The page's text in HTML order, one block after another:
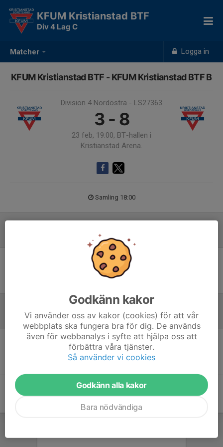
Matcher Logga in
KFUM Kristianstad BTF
Div 4 Lag C
KFUM Kristianstad BTF - KFUM Kristianstad BTF B
Division 4 Nordöstra - LS27363
3 - 8
23 feb, 19:00, BT-hallen i
Kristianstad Arena.
Samling 18:00
Ingen uppställning ifylld
Referat
Inget referat skrivet
Godkänn kakor
Vi använder oss av kakor (cookies) för att vår
webbplats ska fungera bra för dig. De används
även för webbanalys i syfte att hjälpa oss att
förbättra våra tjänster.
Så använder vi cookies
Godkänn alla kakor
Bara nödvändiga